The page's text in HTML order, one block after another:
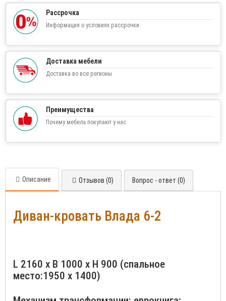
Рассрочка
Информация о условиях рассрочки
Доставка мебели
Доставка во все регионы
Преимущества
Почему мебель покупают у нас
Описание Отзывов (0) Вопрос - ответ (0)
Диван-кровать Влада 6-2
L 2160 x B 1000 x H 900 (спальное
место:1950 х 1400)